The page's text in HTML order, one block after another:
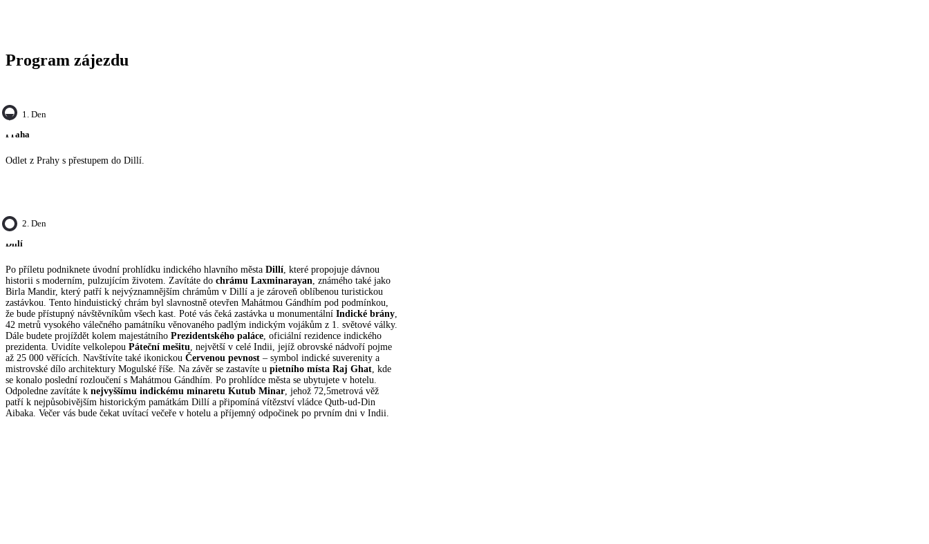
Program zájezdu
1. Den
Praha
Odlet z Prahy s přestupem do Dillí.
2. Den
Dillí
Po příletu podniknete úvodní prohlídku indického hlavního města Dillí , které propojuje dávnou
historii s moderním, pulzujícím životem. Zavítáte do chrámu Laxminarayan , známého také jako
Birla Mandir, který patří k nejvýznamnějším chrámům v Dillí a je zároveň oblíbenou turistickou
zastávkou. Tento hinduistický chrám byl slavnostně otevřen Mahátmou Gándhím pod podmínkou,
že bude přístupný návštěvníkům všech kast. Poté vás čeká zastávka u monumentální Indické brány
42 metrů vysokého válečného památníku věnovaného padlým indickým vojákům z 1. světové války.
Dále budete projíždět kolem majestátního Prezidentského paláce , oficiální rezidence indického
prezidenta. Uvidíte velkolepou Páteční mešitu , největší v celé Indii, jejíž obrovské nádvoří pojme
až 25 000 věřících. Navštívíte také ikonickou Červenou pevnost – symbol indické suverenity a
mistrovské dílo architektury Mogulské říše. Na závěr se zastavíte u pietního místa Raj Ghat , kde
se konalo poslední rozloučení s Mahátmou Gándhím. Po prohlídce města se ubytujete v hotelu.
Odpoledne zavítáte k nejvyššímu indickému minaretu Kutub Minar , jehož 72,5metrová věž
patří k nejpůsobivějším historickým památkám Dillí a připomíná vítězství vládce Qutb-ud-Din
Aibaka. Večer vás bude čekat uvítací večeře v hotelu a příjemný odpočinek po prvním dni v Indii.